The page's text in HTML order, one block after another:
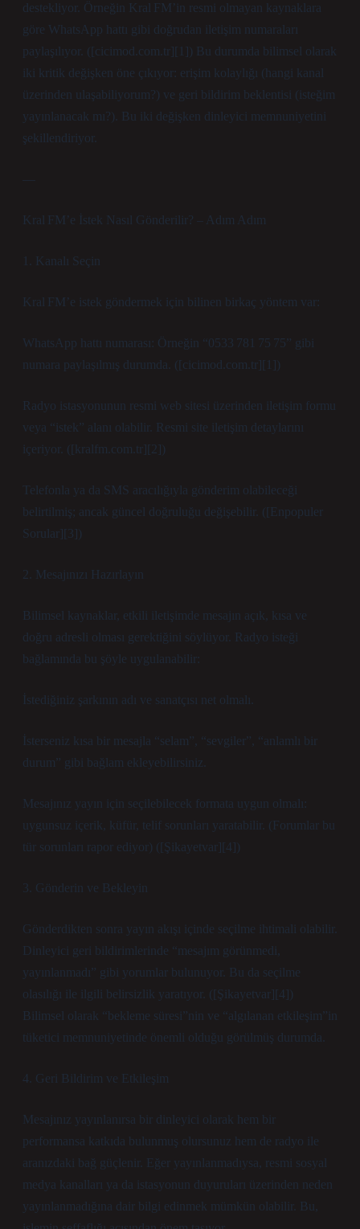
destekliyor. Örneğin Kral FM’in resmi olmayan kaynaklara
göre WhatsApp hattı gibi doğrudan iletişim numaraları
paylaşılıyor. ([cicimod.com.tr][1]) Bu durumda bilimsel olarak
iki kritik değişken öne çıkıyor: erişim kolaylığı (hangi kanal
üzerinden ulaşabiliyorum?) ve geri bildirim beklentisi (isteğim
yayınlanacak mı?). Bu iki değişken dinleyici memnuniyetini
şekillendiriyor.
—
Kral FM’e İstek Nasıl Gönderilir? – Adım Adım
1. Kanalı Seçin
Kral FM’e istek göndermek için bilinen birkaç yöntem var:
WhatsApp hattı numarası: Örneğin “0533 781 75 75” gibi
numara paylaşılmış durumda. ([cicimod.com.tr][1])
Radyo istasyonunun resmi web sitesi üzerinden iletişim formu
veya “istek” alanı olabilir. Resmi site iletişim detaylarını
içeriyor. ([kralfm.com.tr][2])
Telefonla ya da SMS aracılığıyla gönderim olabileceği
belirtilmiş; ancak güncel doğruluğu değişebilir. ([Enpopuler
Sorular][3])
2. Mesajınızı Hazırlayın
Bilimsel kaynaklar, etkili iletişimde mesajın açık, kısa ve
doğru adresli olması gerektiğini söylüyor. Radyo isteği
bağlamında bu şöyle uygulanabilir:
İstediğiniz şarkının adı ve sanatçısı net olmalı.
İsterseniz kısa bir mesajla “selam”, “sevgiler”, “anlamlı bir
durum” gibi bağlam ekleyebilirsiniz.
Mesajınız yayın için seçilebilecek formata uygun olmalı:
uygunsuz içerik, küfür, telif sorunları yaratabilir. (Forumlar bu
tür sorunları rapor ediyor) ([Şikayetvar][4])
3. Gönderin ve Bekleyin
Gönderdikten sonra yayın akışı içinde seçilme ihtimali olabilir.
Dinleyici geri bildirimlerinde “mesajım görünmedi,
yayınlanmadı” gibi yorumlar bulunuyor. Bu da seçilme
olasılığı ile ilgili belirsizlik yaratıyor. ([Şikayetvar][4])
Bilimsel olarak “bekleme süresi”nin ve “algılanan etkileşim”in
tüketici memnuniyetinde önemli olduğu görülmüş durumda.
4. Geri Bildirim ve Etkileşim
Mesajınız yayınlanırsa bir dinleyici olarak hem bir
performansa katkıda bulunmuş olursunuz hem de radyo ile
aranızdaki bağ güçlenir. Eğer yayınlanmadıysa, res­mi sosyal
medya kanalları ya da istasyonun duyuruları üzerinden neden
yayınlanmadığına dair bilgi edinmek mümkün olabilir. Bu,